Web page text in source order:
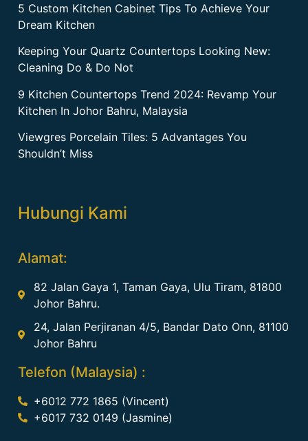
5 Custom Kitchen Cabinet Tips To Achieve Your
Dream Kitchen
Keeping Your Quartz Countertops Looking New:
Cleaning Do & Do Not
9 Kitchen Countertops Trend 2024: Revamp Your
Kitchen In Johor Bahru, Malaysia
Viewgres Porcelain Tiles: 5 Advantages You
Shouldn’t Miss
Hubungi Kami
Alamat:
82 Jalan Gaya 1, Taman Gaya, Ulu Tiram, 81800
Johor Bahru.
24, Jalan Perjiranan 4/5, Bandar Dato Onn, 81100
Johor Bahru
Telefon (Malaysia) :
+6012 772 1865 (Vincent)
+6017 732 0149 (Jasmine)